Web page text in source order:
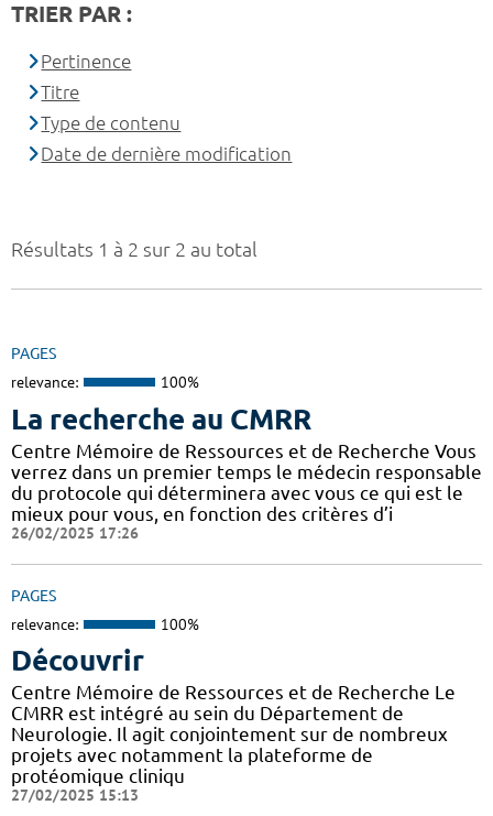
Résultats 1 à 2 sur 2 au total
PAGES
relevance: 100%
La recherche au CMRR
Centre Mémoire de Ressources et de Recherche Vous
verrez dans un premier temps le médecin responsable
du protocole qui déterminera avec vous ce qui est le
mieux pour vous, en fonction des critères d’i
26/02/2025 17:26
PAGES
relevance: 100%
Découvrir
Centre Mémoire de Ressources et de Recherche Le
CMRR est intégré au sein du Département de
Neurologie. Il agit conjointement sur de nombreux
projets avec notamment la plateforme de
protéomique cliniqu
27/02/2025 15:13
TRIER PAR :
Pertinence
Titre
Type de contenu
Date de dernière modification